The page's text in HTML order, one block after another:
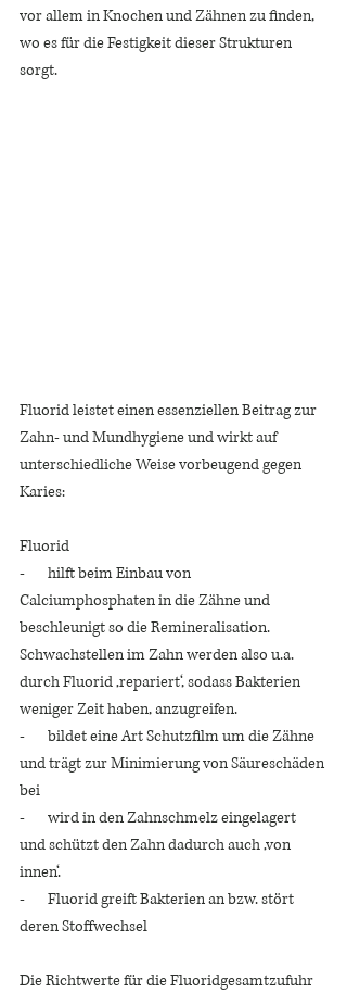
vor allem in Knochen und Zähnen zu finden,
wo es für die Festigkeit dieser Strukturen
sorgt.
Fluorid leistet einen essenziellen Beitrag zur
Zahn- und Mundhygiene und wirkt auf
unterschiedliche Weise vorbeugend gegen
Karies:
Fluorid
-       hilft beim Einbau von
Calciumphosphaten in die Zähne und
beschleunigt so die Remineralisation.
Schwachstellen im Zahn werden also u.a.
durch Fluorid ‚repariert‘, sodass Bakterien
weniger Zeit haben, anzugreifen.
-       bildet eine Art Schutzfilm um die Zähne
und trägt zur Minimierung von Säureschäden
bei
-       wird in den Zahnschmelz eingelagert
und schützt den Zahn dadurch auch ‚von
innen‘.
-       Fluorid greift Bakterien an bzw. stört
deren Stoffwechsel
Die Richtwerte für die Fluoridgesamtzufuhr